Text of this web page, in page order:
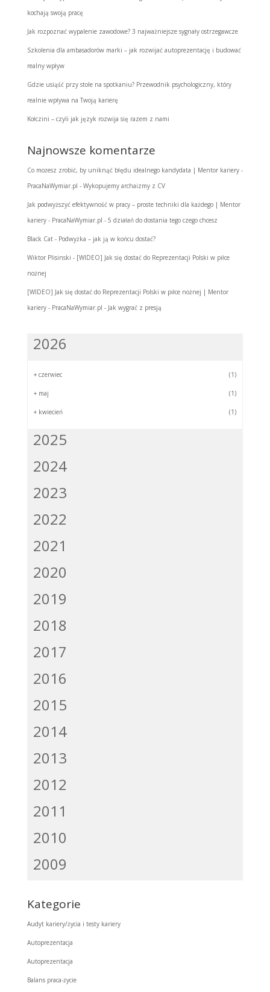
kochają swoją pracę
Jak rozpoznać wypalenie zawodowe? 3 najważniejsze sygnały ostrzegawcze
Szkolenia dla ambasadorów marki – jak rozwijać autoprezentację i budować
realny wpływ
Gdzie usiąść przy stole na spotkaniu? Przewodnik psychologiczny, który
realnie wpływa na Twoją karierę
Kołczini – czyli jak język rozwija się razem z nami
Najnowsze komentarze
Co możesz zrobić, by uniknąć błędu idealnego kandydata | Mentor kariery -
PracaNaWymiar.pl - Wykopujemy archaizmy z CV
Jak podwyższyć efektywność w pracy – proste techniki dla każdego | Mentor
kariery - PracaNaWymiar.pl - 5 działań do dostania tego czego chcesz
Black Cat- Podwyżka – jak ją w końcu dostać?
Wiktor Plisinski - [WIDEO] Jak się dostać do Reprezentacji Polski w piłce
nożnej
[WIDEO] Jak się dostać do Reprezentacji Polski w piłce nożnej | Mentor
kariery - PracaNaWymiar.pl - Jak wygrać z presją
2026
+ czerwiec (1)
+ maj (1)
+ kwiecień (1)
2025
2024
2023
2022
2021
2020
2019
2018
2017
2016
2015
2014
2013
2012
2011
2010
2009
Kategorie
Audyt kariery/życia i testy kariery
Autoprezentacja
Autoprezentacja
Balans praca-życie